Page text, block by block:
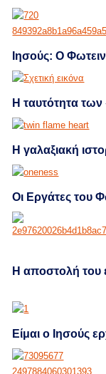
Ιησούς: Ο
Η ταυτότητα
Η γαλαξιακή
Οι Εργάτες του
H αποστολή του
Είμαι ο Ιησούς